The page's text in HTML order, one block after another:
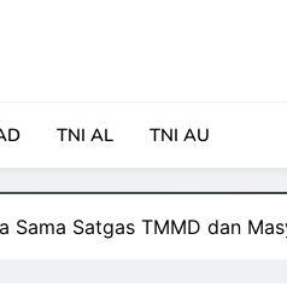
TNI AL TNI AU
Sama Satgas TMMD dan